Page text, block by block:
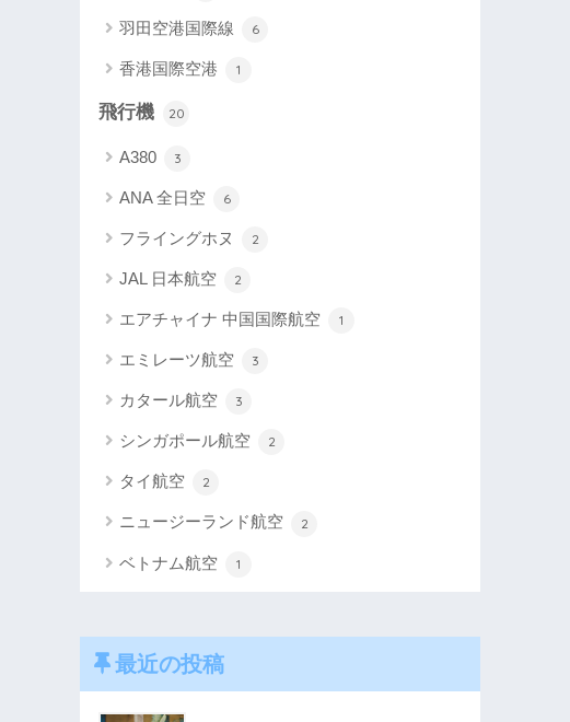
羽田空港国際線 6
香港国際空港 1
飛行機 20
A380 3
ANA 全日空 6
フライングホヌ 2
JAL 日本航空 2
エアチャイナ 中国国際航空 1
エミレーツ航空 3
カタール航空 3
シンガポール航空 2
タイ航空 2
ニュージーランド航空 2
ベトナム航空 1
最近の投稿